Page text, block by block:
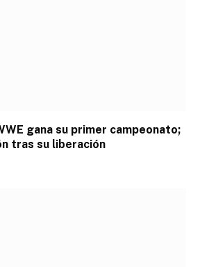
gana su primer campeonato;
tras su liberación